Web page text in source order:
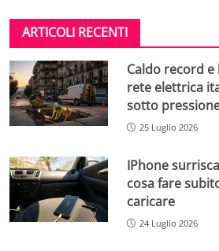
ARTICOLI RECENTI
Caldo record
rete elettrica
sotto
25 Luglio 2026
IPhone
cosa fare
caricare
24 Luglio 2026